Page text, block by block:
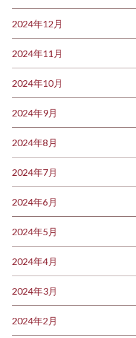
2024年12月
2024年11月
2024年10月
2024年9月
2024年8月
2024年7月
2024年6月
2024年5月
2024年4月
2024年3月
2024年2月